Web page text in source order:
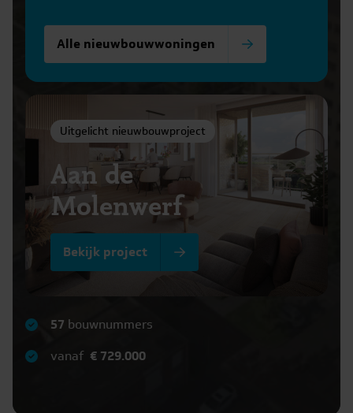
Alle nieuwbouwwoningen
Uitgelicht nieuwbouwproject
Aan de
Molenwerf
Bekijk project
57 bouwnummers
vanaf € 729.000